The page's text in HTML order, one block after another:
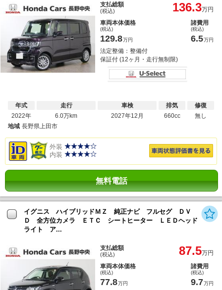
支払総額
(税込) 136.3万円
車両本体価格
(税込)
129.8万円
諸費用
(税込)
6.5万円
法定整備：整備付
保証付 (12ヶ月・走行無制限)
年式
2022年
走行
6.0万km
車検
2027年12月
排気
660cc
修復
無し
地域 長野県上田市
外装
内装
無料電話
イグニス ハイブリッドＭＺ 純正ナビ フルセグ ＤＶ
Ｄ 全方位カメラ ＥＴＣ シートヒーター ＬＥＤヘッド
ライト ア...
支払総額
(税込) 87.5万円
車両本体価格
(税込)
77.8万円
諸費用
(税込)
9.7万円